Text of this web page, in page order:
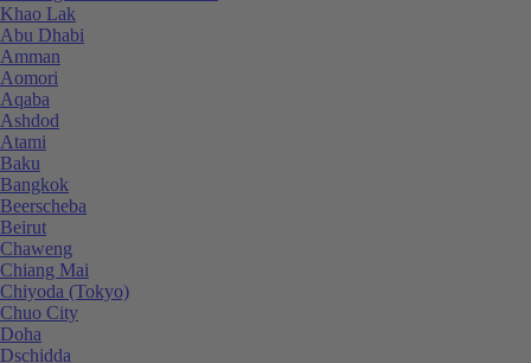
Khao Lak
Abu Dhabi
Amman
Aomori
Aqaba
Ashdod
Atami
Baku
Bangkok
Beerscheba
Beirut
Chaweng
Chiang Mai
Chiyoda (Tokyo)
Chuo City
Doha
Dschidda